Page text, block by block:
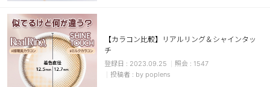
【カラコン比較】リアルリング＆シャインタッ
チ
2023.09.25
1547
by poplens